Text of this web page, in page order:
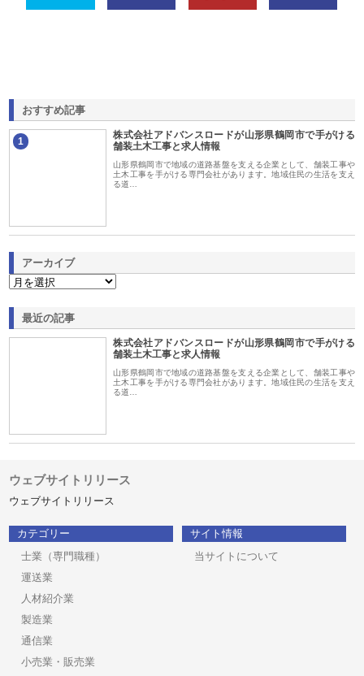
おすすめ記事
1
株式会社アドバンスロードが山形県鶴岡市で手がける
舗装土木工事と求人情報
山形県鶴岡市で地域の道路基盤を支える企業として、舗装工事や
土木工事を手がける専門会社があります。地域住民の生活を支え
る道…
アーカイブ
最近の記事
株式会社アドバンスロードが山形県鶴岡市で手がける
舗装土木工事と求人情報
山形県鶴岡市で地域の道路基盤を支える企業として、舗装工事や
土木工事を手がける専門会社があります。地域住民の生活を支え
る道…
ウェブサイトリリース
ウェブサイトリリース
カテゴリー
士業（専門職種）
運送業
人材紹介業
製造業
通信業
小売業・販売業
サイト情報
当サイトについて